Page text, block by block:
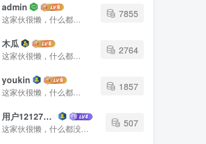
admin
这家伙很懒，什么都没有写...
7855
木瓜
这家伙很懒，什么都没有写...
2764
youkin
这家伙很懒，什么都没有写...
1857
用户12127023
这家伙很懒，什么都没有写...
507